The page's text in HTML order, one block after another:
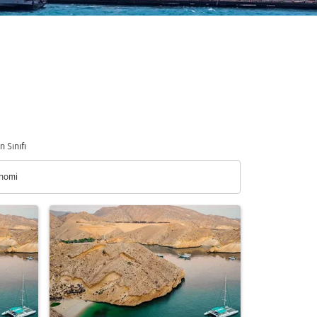
Sınıfı
Sınıfı option Ekonomi Selected